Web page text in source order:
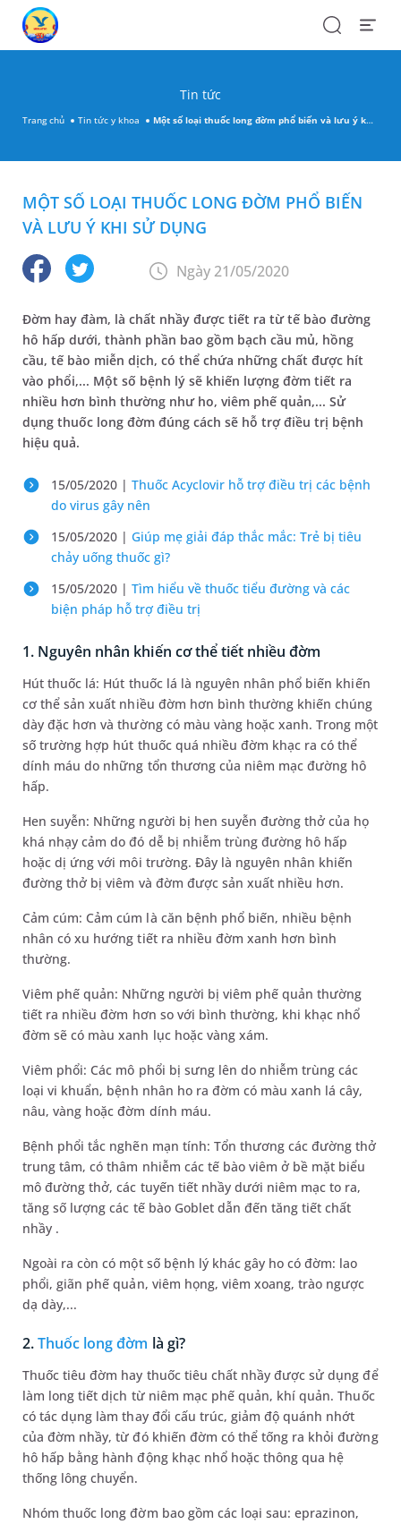
SearchOpen
Tin tức
Trang chủ Tin tức y khoa Một số loại thuốc long đờm phổ biến và lưu ý khi sử dụng
MỘT SỐ LOẠI THUỐC LONG ĐỜM PHỔ BIẾN
VÀ LƯU Ý KHI SỬ DỤNG
Ngày 21/05/2020
Đờm hay đàm, là chất nhầy được tiết ra từ tế bào đường
hô hấp dưới, thành phần bao gồm bạch cầu mủ, hồng
cầu, tế bào miễn dịch, có thể chứa những chất được hít
vào phổi,... Một số bệnh lý sẽ khiến lượng đờm tiết ra
nhiều hơn bình thường như ho, viêm phế quản,... Sử
dụng thuốc long đờm đúng cách sẽ hỗ trợ điều trị bệnh
hiệu quả.
15/05/2020 | Thuốc Acyclovir hỗ trợ điều trị các bệnh
do virus gây nên
15/05/2020 | Giúp mẹ giải đáp thắc mắc: Trẻ bị tiêu
chảy uống thuốc gì?
15/05/2020 | Tìm hiểu về thuốc tiểu đường và các
biện pháp hỗ trợ điều trị
1. Nguyên nhân khiến cơ thể tiết nhiều đờm
Hút thuốc lá: Hút thuốc lá là nguyên nhân phổ biến khiến
cơ thể sản xuất nhiều đờm hơn bình thường khiến chúng
dày đặc hơn và thường có màu vàng hoặc xanh. Trong một
số trường hợp hút thuốc quá nhiều đờm khạc ra có thể
dính máu do những tổn thương của niêm mạc đường hô
hấp.
Hen suyễn: Những người bị hen suyễn đường thở của họ
khá nhạy cảm do đó dễ bị nhiễm trùng đường hô hấp
hoặc dị ứng với môi trường. Đây là nguyên nhân khiến
đường thở bị viêm và đờm được sản xuất nhiều hơn.
Cảm cúm: Cảm cúm là căn bệnh phổ biến, nhiều bệnh
nhân có xu hướng tiết ra nhiều đờm xanh hơn bình
thường.
Viêm phế quản: Những người bị viêm phế quản thường
tiết ra nhiều đờm hơn so với bình thường, khi khạc nhổ
đờm sẽ có màu xanh lục hoặc vàng xám.
Viêm phổi: Các mô phổi bị sưng lên do nhiễm trùng các
loại vi khuẩn, bệnh nhân ho ra đờm có màu xanh lá cây,
nâu, vàng hoặc đờm dính máu.
Bệnh phổi tắc nghẽn mạn tính: Tổn thương các đường thở
trung tâm, có thâm nhiễm các tế bào viêm ở bề mặt biểu
mô đường thở, các tuyến tiết nhầy dưới niêm mạc to ra,
tăng số lượng các tế bào Goblet dẫn đến tăng tiết chất
nhầy .
Ngoài ra còn có một số bệnh lý khác gây ho có đờm: lao
phổi, giãn phế quản, viêm họng, viêm xoang, trào ngược
dạ dày,...
2.Thuốc long đờm là gì?
Thuốc tiêu đờm hay thuốc tiêu chất nhầy được sử dụng để
làm long tiết dịch từ niêm mạc phế quản, khí quản. Thuốc
có tác dụng làm thay đổi cấu trúc, giảm độ quánh nhớt
của đờm nhầy, từ đó khiến đờm có thể tống ra khỏi đường
hô hấp bằng hành động khạc nhổ hoặc thông qua hệ
thống lông chuyển.
Nhóm thuốc long đờm bao gồm các loại sau: eprazinon,